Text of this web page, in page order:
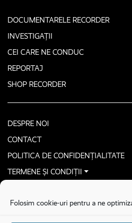
Folosim cookie-uri pentru a ne
DOCUMENTARELE RECORDER
INVESTIGAȚII
CEI CARE NE CONDUC
REPORTAJ
SHOP RECORDER
DESPRE NOI
CONTACT
POLITICA DE CONFIDENȚIALITATE
TERMENE ȘI CONDIȚII